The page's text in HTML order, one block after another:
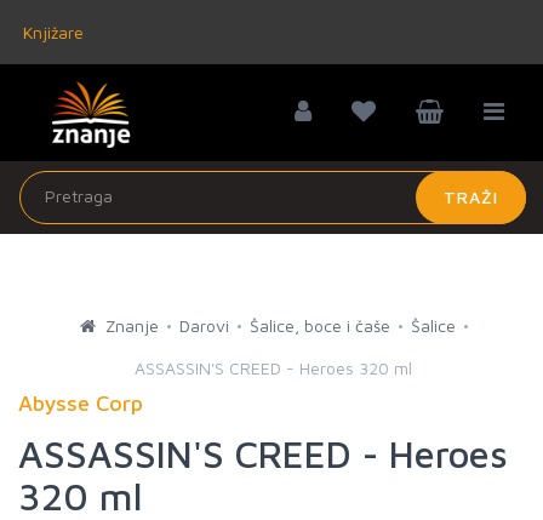
Knjižare
TRAŽI
Znanje Darovi Šalice, boce i čaše Šalice
ASSASSIN'S CREED - Heroes 320 ml
Abysse Corp
ASSASSIN'S CREED - Heroes
320 ml